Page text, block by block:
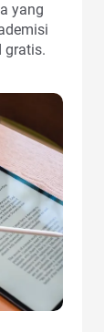
yang
gratis.